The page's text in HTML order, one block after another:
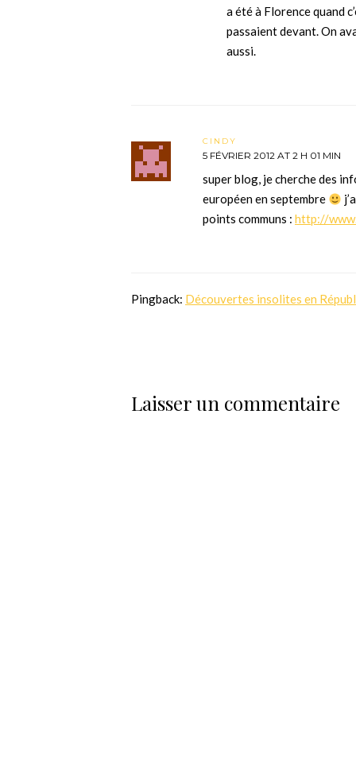
a été à Florence quand
passaient devant. On
aussi.
CINDY
5 FÉVRIER 2012 AT 2 H 01 MIN
super blog, je cherche des
européen en septembre
points communs : http://
Pingback: Découvertes insolites en
Laisser un commentaire